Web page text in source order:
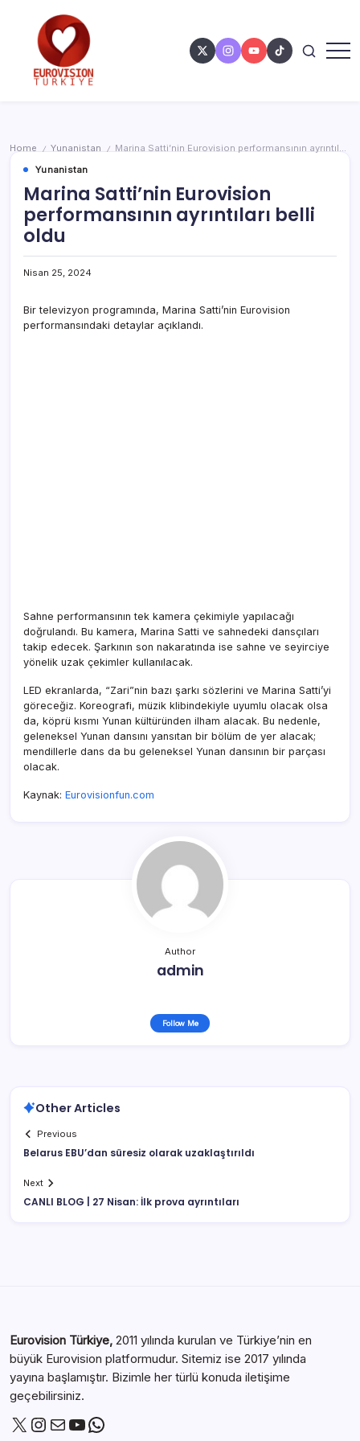
Home / Yunanistan /
Marina Satti’nin Eurovision performansının ayrıntıları belli oldu
Yunanistan
Marina Satti’nin Eurovision
performansının ayrıntıları belli
oldu
Nisan 25, 2024
Bir televizyon programında, Marina Satti’nin Eurovision
performansındaki detaylar açıklandı.
Sahne performansının tek kamera çekimiyle yapılacağı
doğrulandı. Bu kamera, Marina Satti ve sahnedeki dansçıları
takip edecek. Şarkının son nakaratında ise sahne ve seyirciye
yönelik uzak çekimler kullanılacak.
LED ekranlarda, “Zari”nin bazı şarkı sözlerini ve Marina Satti’yi
göreceğiz. Koreografi, müzik klibindekiyle uyumlu olacak olsa
da, köprü kısmı Yunan kültüründen ilham alacak. Bu nedenle,
geleneksel Yunan dansını yansıtan bir bölüm de yer alacak;
mendillerle dans da bu geleneksel Yunan dansının bir parçası
olacak.
Kaynak: Eurovisionfun.com
Author
admin
Follow Me
Other Articles
Previous
Belarus EBU’dan süresiz olarak uzaklaştırıldı
Next
CANLI BLOG | 27 Nisan: İlk prova ayrıntıları
Eurovision Türkiye, 2011 yılında kurulan ve Türkiye’nin en
büyük Eurovision platformudur. Sitemiz ise 2017 yılında
yayına başlamıştır. Bizimle her türlü konuda iletişime
geçebilirsiniz.